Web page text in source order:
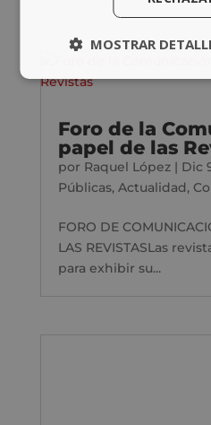
Foro de la
papel de las
por Raquel López| Dic
Públicas, Actualidad,
FORO DE
LAS REVISTASLas
para exhibir su...
MOSTRAR